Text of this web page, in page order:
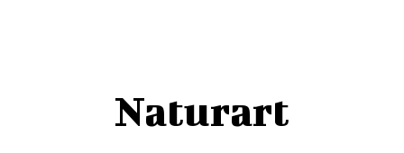
Naturart